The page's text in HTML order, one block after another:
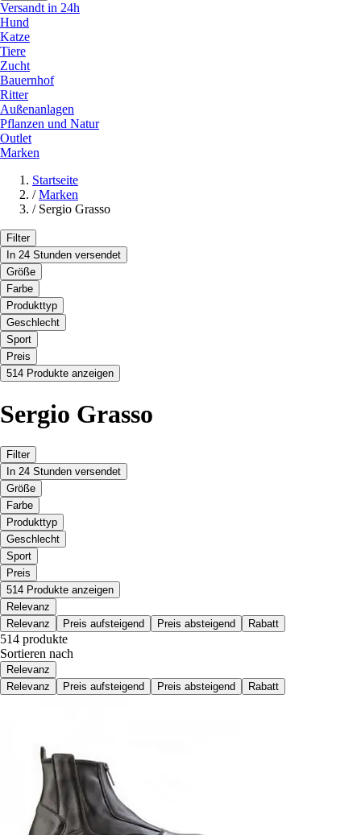
Versandt in 24h
Hund
Katze
Tiere
Zucht
Bauernhof
Ritter
Außenanlagen
Pflanzen und Natur
Outlet
Marken
Startseite
/ Marken
/ Sergio Grasso
Filter
In 24 Stunden versendet
Größe
Farbe
Produkttyp
Geschlecht
Sport
Preis
514 Produkte anzeigen
Sergio Grasso
Filter
In 24 Stunden versendet
Größe
Farbe
Produkttyp
Geschlecht
Sport
Preis
514 Produkte anzeigen
Relevanz
Relevanz
Preis aufsteigend Preis absteigend Rabatt
514 produkte
Sortieren nach
Relevanz
Relevanz
Preis aufsteigend Preis absteigend Rabatt